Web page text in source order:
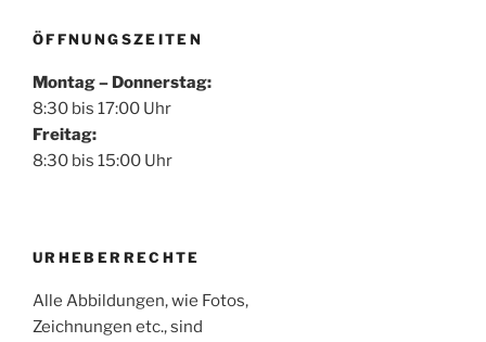
ÖFFNUNGSZEITEN
Montag – Donnerstag:
8:30 bis 17:00 Uhr
Freitag:
8:30 bis 15:00 Uhr
URHEBERRECHTE
Alle Abbildungen, wie Fotos,
Zeichnungen etc., sind